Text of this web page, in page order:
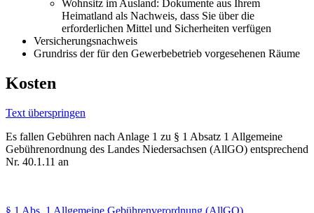
Wohnsitz im Ausland: Dokumente aus Ihrem
Heimatland als Nachweis, dass Sie über die
erforderlichen Mittel und Sicherheiten verfügen
Versicherungsnachweis
Grundriss der für den Gewerbebetrieb vorgesehenen Räume
Kosten
Text überspringen
Es fallen Gebühren nach Anlage 1 zu § 1 Absatz 1 Allgemeine
Gebührenordnung des Landes Niedersachsen (AllGO) entsprechend
Nr. 40.1.11 an
§ 1 Abs. 1 Allgemeine Gebührenverordnung (AllGO)